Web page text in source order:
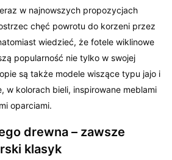
w najnowszych propozycjach
chęć powrotu do korzeni przez
wiedzieć, że fotele wiklinowe
popularność nie tylko w swojej
są także modele wiszące typu jajo i
w kolorach bieli, inspirowane meblami
oparciami.
drewna – zawsze
klasyk